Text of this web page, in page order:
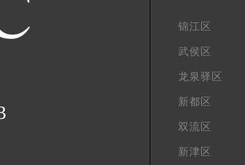
锦江区
武侯区
龙泉驿区
新都区
双流区
新津区